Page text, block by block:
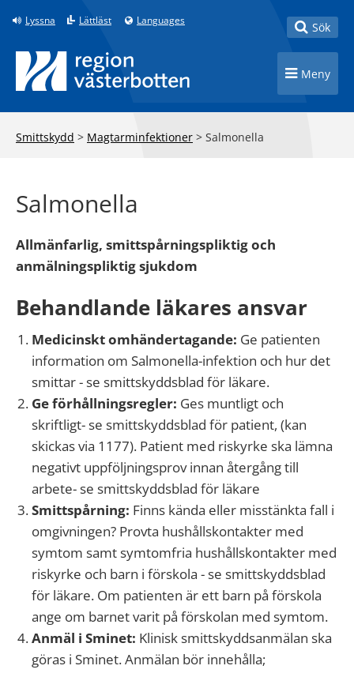
Till innehåll på sidan
Lyssna Lättläst Languages Toggle
Sök
Toggle
Meny
Smittskydd > Magtarminfektioner > Salmonella
Salmonella
Allmänfarlig, smittspårningspliktig och
anmälningspliktig sjukdom
Behandlande läkares ansvar
Medicinskt omhändertagande: Ge patienten
information om Salmonella-infektion och hur det
smittar - se smittskyddsblad för läkare.
Ge förhållningsregler: Ges muntligt och
skriftligt- se smittskyddsblad för patient, (kan
skickas via 1177). Patient med riskyrke ska lämna
negativt uppföljningsprov innan återgång till
arbete- se smittskyddsblad för läkare
Smittspårning: Finns kända eller misstänkta fall i
omgivningen? Provta hushållskontakter med
symtom samt symtomfria hushållskontakter med
riskyrke och barn i förskola - se smittskyddsblad
för läkare. Om patienten är ett barn på förskola
ange om barnet varit på förskolan med symtom.
Anmäl i Sminet: Klinisk smittskyddsanmälan ska
göras i Sminet. Anmälan bör innehålla;